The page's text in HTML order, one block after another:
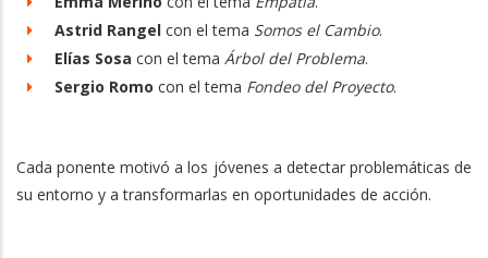
Astrid Rangel con el tema Somos el Cambio.
Elías Sosa con el tema Árbol del Problema.
Sergio Romo con el tema Fondeo del Proyecto.
Cada ponente motivó a los jóvenes a detectar problemáticas de
su entorno y a transformarlas en oportunidades de acción.